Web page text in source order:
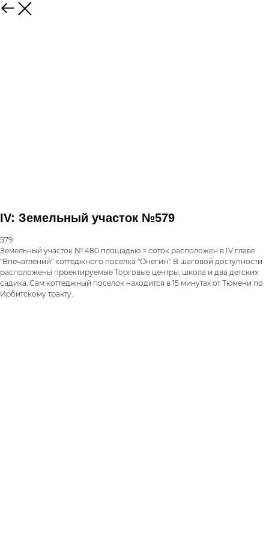
IV: Земельный участок №579
579
Земельный участок № 480 площадью = соток расположен в IV главе
"Впечатлений" коттеджного поселка "Онегин". В шаговой доступности
расположены проектируемые Торговые центры, школа и два детских
садика. Сам коттеджный поселок находится в 15 минутах от Тюмени по
Ирбитскому тракту.